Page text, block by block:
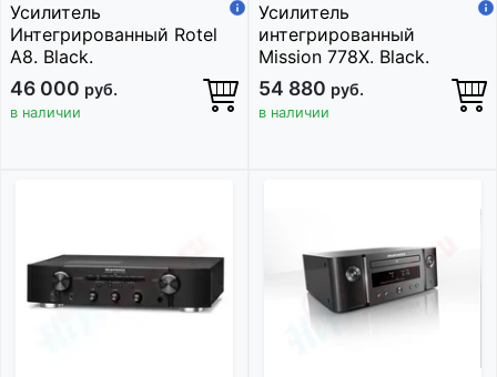
Усилитель
Интегрированный Rotel
A8. Black.
46 000 руб.
в наличии
Усилитель
интегрированный
Mission 778X. Black.
54 880 руб.
в наличии